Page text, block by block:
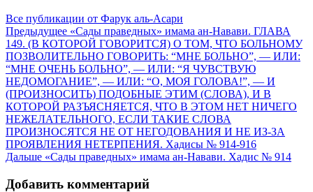
Все публикации от Фарук аль-Асари
Навигация
по
записям
Предыдущее «Сады праведных» имама ан-Навави. ГЛАВА
149. (В КОТОРОЙ ГОВОРИТСЯ) О ТОМ, ЧТО БОЛЬНОМУ
ПОЗВОЛИТЕЛЬНО ГОВОРИТЬ: “МНЕ БОЛЬНО”, — ИЛИ:
“МНЕ ОЧЕНЬ БОЛЬНО”, — ИЛИ: “Я ЧУВСТВУЮ
НЕДОМОГАНИЕ”, — ИЛИ: “О, МОЯ ГОЛОВА!”, — И
(ПРОИЗНОСИТЬ) ПОДОБНЫЕ ЭТИМ (СЛОВА), И В
КОТОРОЙ РАЗЪЯСНЯЕТСЯ, ЧТО В ЭТОМ НЕТ НИЧЕГО
НЕЖЕЛАТЕЛЬНОГО, ЕСЛИ ТАКИЕ СЛОВА
ПРОИЗНОСЯТСЯ НЕ ОТ НЕГОДОВАНИЯ И НЕ ИЗ-ЗА
ПРОЯВЛЕНИЯ НЕТЕРПЕНИЯ. Хадисы № 914-916
Дальше «Сады праведных» имама ан-Навави. Хадис № 914
Добавить комментарий